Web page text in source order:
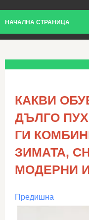
НАЧАЛНА СТРАНИЦА
КАКВИ
ДЪЛГО
ГИ
ЗИМАТА,
МОДЕРНИ
Предишна